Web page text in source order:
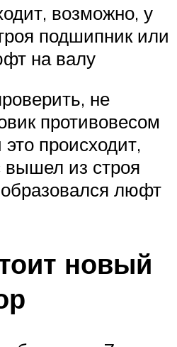
возможно, у
подшипник или
на валу
не
противовесом
происходит,
вышел из строя
люфт
новый